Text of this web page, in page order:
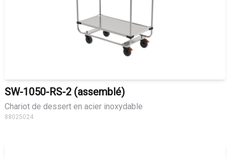
SW-1050-RS-2 (assemblé)
Chariot de dessert en acier inoxydable
88025024